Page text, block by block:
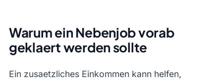
Warum ein Nebenjob vorab
geklaert werden sollte
Ein zusaetzliches Einkommen kann helfen,